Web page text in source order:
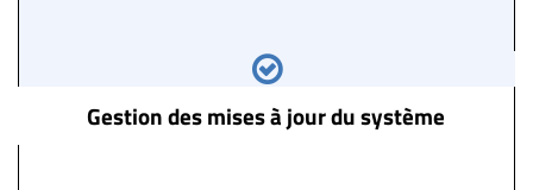
Gestion des mises à jour du système